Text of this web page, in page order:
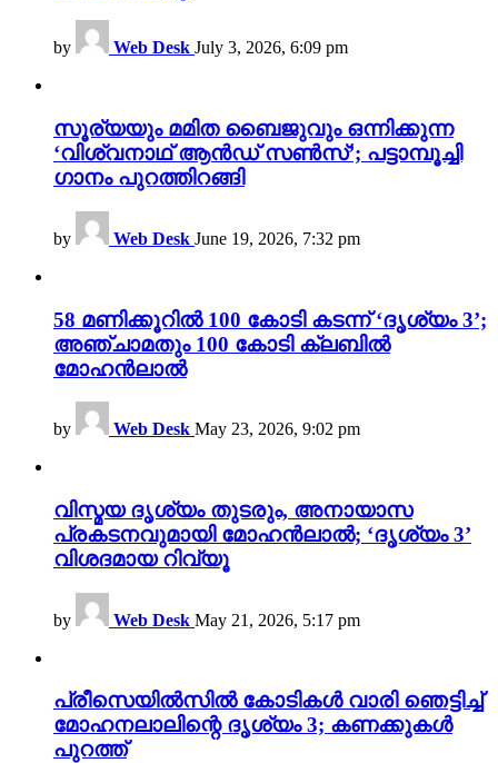
by Web Desk July 3, 2026, 6:09 pm
സൂര്യയും മമിത ബൈജുവും ഒന്നിക്കുന്ന
‘വിശ്വനാഥ് ആൻഡ് സൺസ്’; പട്ടാമ്പൂച്ചി
ഗാനം പുറത്തിറങ്ങി
by Web Desk June 19, 2026, 7:32 pm
58 മണിക്കൂറിൽ 100 കോടി കടന്ന് ‘ദൃശ്യം 3’;
അഞ്ചാമതും 100 കോടി ക്ലബിൽ
മോഹൻലാൽ
by Web Desk May 23, 2026, 9:02 pm
വിസ്മയ ദൃശ്യം തുടരും, അനായാസ
പ്രകടനവുമായി മോഹൻലാൽ; ‘ദൃശ്യം 3’
വിശദമായ റിവ്യൂ
by Web Desk May 21, 2026, 5:17 pm
പ്രീസെയിൽസിൽ കോടികൾ വാരി ഞെട്ടിച്ച്
മോഹനലാലിന്റെ ദൃശ്യം 3; കണക്കുകൾ
പുറത്ത്